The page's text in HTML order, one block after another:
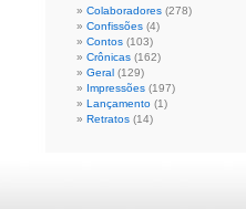
Colaboradores (278)
Confissões (4)
Contos (103)
Crônicas (162)
Geral (129)
Impressões (197)
Lançamento (1)
Retratos (14)